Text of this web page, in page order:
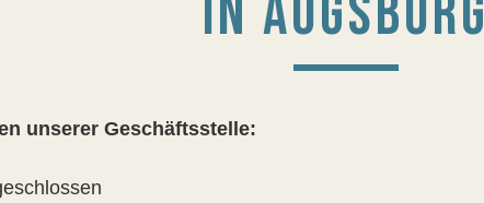
IN AUGSBURG
unserer Geschäftsstelle: